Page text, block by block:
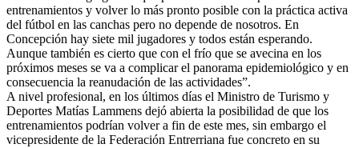
entrenamientos y volver lo más pronto posible con la práctica activa
del fútbol en las canchas pero no depende de nosotros. En
Concepción hay siete mil jugadores y todos están esperando.
Aunque también es cierto que con el frío que se avecina en los
próximos meses se va a complicar el panorama epidemiológico y en
consecuencia la reanudación de las actividades”.
A nivel profesional, en los últimos días el Ministro de Turismo y
Deportes Matías Lammens dejó abierta la posibilidad de que los
entrenamientos podrían volver a fin de este mes, sin embargo el
vicepresidente de la Federación Entrerriana fue concreto en su